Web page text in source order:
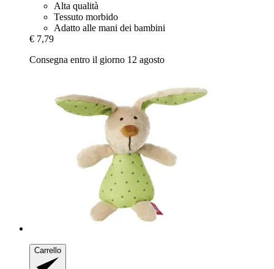
Alta qualità
Tessuto morbido
Adatto alle mani dei bambini
€ 7,79
Consegna entro il giorno 12 agosto
Carrello